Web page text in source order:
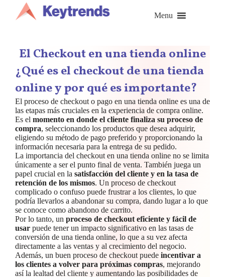
contenido
Menu
El Checkout en una tienda online
¿Qué es el checkout de una tienda
online y por qué es importante?
El proceso de checkout o pago en una tienda online es una de
las etapas más cruciales en la experiencia de compra online.
Es el momento en donde el cliente finaliza su proceso de
compra, seleccionando los productos que desea adquirir,
eligiendo su método de pago preferido y proporcionando la
información necesaria para la entrega de su pedido.
La importancia del checkout en una tienda online no se limita
únicamente a ser el punto final de venta. También juega un
papel crucial en la satisfacción del cliente y en la tasa de
retención de los mismos. Un proceso de checkout
complicado o confuso puede frustrar a los clientes, lo que
podría llevarlos a abandonar su compra, dando lugar a lo que
se conoce como abandono de carrito.
Por lo tanto, un proceso de checkout eficiente y fácil de
usar puede tener un impacto significativo en las tasas de
conversión de una tienda online, lo que a su vez afecta
directamente a las ventas y al crecimiento del negocio.
Además, un buen proceso de checkout puede incentivar a
los clientes a volver para próximas compras, mejorando
así la lealtad del cliente y aumentando las posibilidades de